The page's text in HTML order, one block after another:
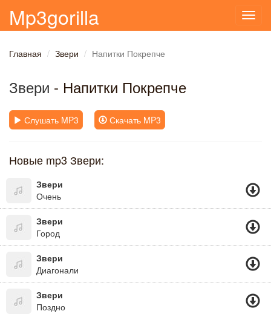
Mp3gorilla
Главная Звери Напитки Покрепче
Звери - Напитки Покрепче
Слушать MP3 Скачать MP3
Новые mp3 Звери:
Звери
Очень
Звери
Город
Звери
Диагонали
Звери
Поздно